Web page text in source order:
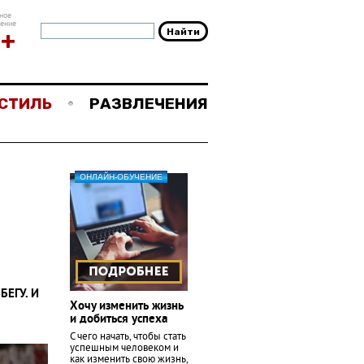
РАЗВЛЕЧЕНИЯ
ОНЛАЙН-ОБУЧЕНИЕ
Хочу изменить жизнь
и добиться успеха
С чего начать, чтобы стать
успешным человеком и
как изменить свою жизнь,
И